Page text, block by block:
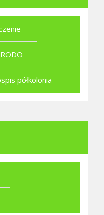
RODO
półkolonia